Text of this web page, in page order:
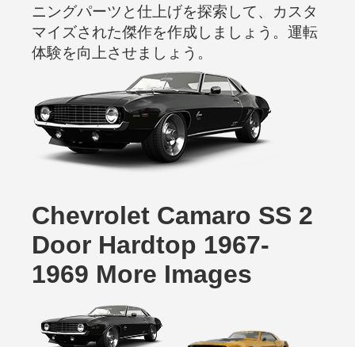
ニングパーツと仕上げを探索して、カスタ
マイズされた傑作を作成しましょう。運転
体験を向上させましょう。
Chevrolet Camaro SS 2
Door Hardtop 1967-
1969 More Images